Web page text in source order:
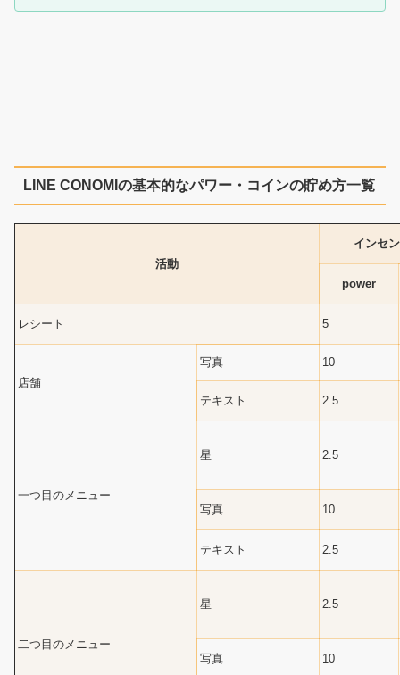
LINE CONOMIの基本的なパワー・コインの貯め方一覧
活動
インセ
power
レシート 5
店舗
写真 10
テキスト 2.5
一つ目のメニュー
星 2.5
写真 10
テキスト 2.5
二つ目のメニュー
星 2.5
写真 10